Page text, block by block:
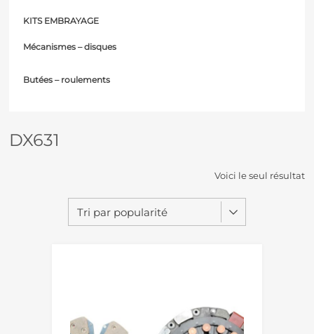
DX631
Voici le seul résultat
KITS EMBRAYAGE
Mécanismes – disques
Butées – roulements